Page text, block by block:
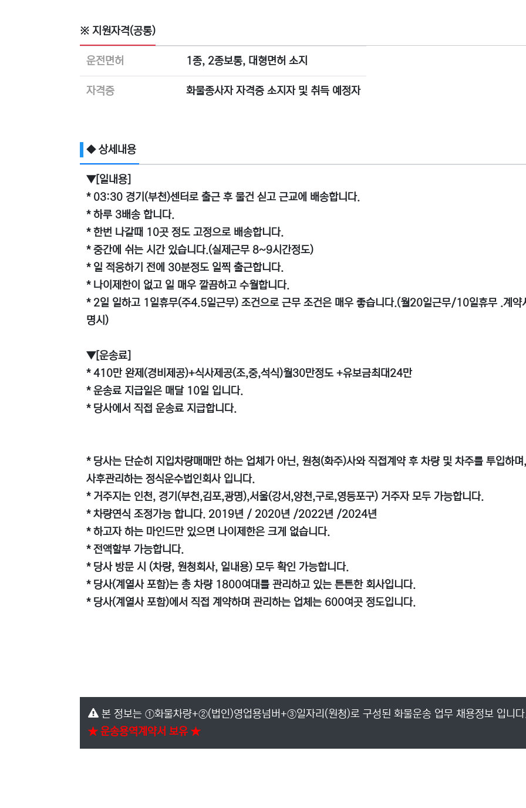
※ 지원자격(공통)
운전면허 1종, 2종보통, 대형면허 소지
자격증 화물종사자 자격증 소지자 및 취득 예정자
◆ 상세내용
▼[일내용]
* 03:30 경기(부천)센터로 출근 후 물건 싣고 근교에 배송합니다.
* 하루 3배송 합니다.
* 한번 나갈때 10곳 정도 고정으로 배송합니다.
* 중간에 쉬는 시간 있습니다.(실제근무 8~9시간정도)
* 일 적응하기 전에 30분정도 일찍 출근합니다.
* 나이제한이 없고 일 매우 깔끔하고 수월합니다.
* 2일 일하고 1일휴무(주4.5일근무) 조건으로 근무 조건은 매우 좋습니다.(월20일근무/10일휴무 .계약
명시)
▼[운송료]
* 410만 완제(경비제공)+식사제공(조,중,석식)월30만정도 +유보금최대24만
* 운송료 지급일은 매달 10일 입니다.
* 당사에서 직접 운송료 지급합니다.
* 당사는 단순히 지입차량매매만 하는 업체가 아닌, 원청(화주)사와 직접계약 후 차량 및 차주를 투입하며,
사후관리하는 정식운수법인회사 입니다.
* 거주지는 인천, 경기(부천,김포,광명),서울(강서,양천,구로,영등포구) 거주자 모두 가능합니다.
* 차량연식 조정가능 합니다. 2019년 / 2020년 /2022년 /2024년
* 하고자 하는 마인드만 있으면 나이제한은 크게 없습니다.
* 전액할부 가능합니다.
* 당사 방문 시 (차량, 원청회사, 일내용) 모두 확인 가능합니다.
* 당사(계열사 포함)는 총 차량 1800여대를 관리하고 있는 튼튼한 회사입니다.
* 당사(계열사 포함)에서 직접 계약하며 관리하는 업체는 600여곳 정도입니다.
본 정보는 ①화물차량+②(법인)영업용넘버+③일자리(원청)로 구성된 화물운송 업무 채용정보 입니
★ 운송용역계약서 보유 ★